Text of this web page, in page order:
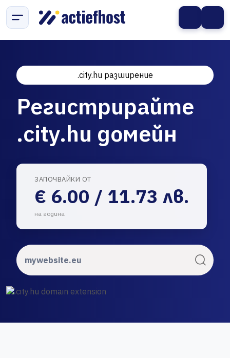
.city.hu разширение
Регистрирайте
.city.hu домейн
ЗАПОЧВАЙКИ ОТ
€ 6.00 / 11.73 лв.
на година